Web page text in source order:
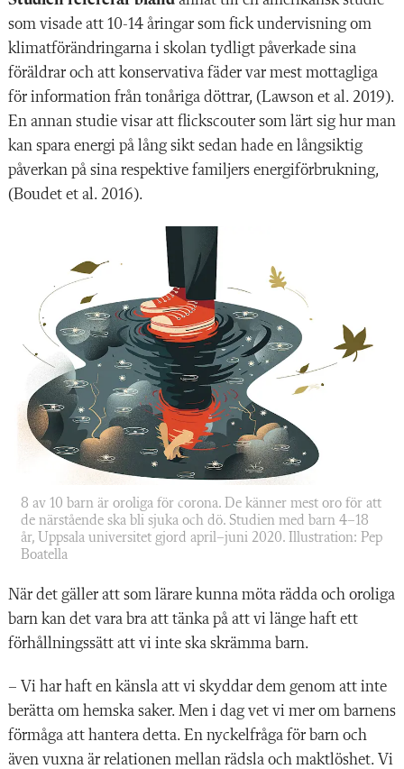
som visade att 10-14 åringar som fick undervisning om
klimatförändringarna i skolan tydligt påverkade sina
föräldrar och att konservativa fäder var mest mottagliga
för information från tonåriga döttrar, (Lawson et al. 2019).
En annan studie visar att flickscouter som lärt sig hur man
kan spara energi på lång sikt sedan hade en långsiktig
påverkan på sina respektive familjers energiförbrukning,
(Boudet et al. 2016).
8 av 10 barn är oroliga för corona. De känner mest oro för att
de närstående ska bli sjuka och dö. Studien med barn 4–18
år, Uppsala universitet gjord april–juni 2020. Illustration: Pep
Boatella
När det gäller att som lärare kunna möta rädda och oroliga
barn kan det vara bra att tänka på att vi länge haft ett
förhållningssätt att vi inte ska skrämma barn.
– Vi har haft en känsla att vi skyddar dem genom att inte
berätta om hemska saker. Men i dag vet vi mer om barnens
förmåga att hantera detta. En nyckelfråga för barn och
även vuxna är relationen mellan rädsla och maktlöshet. Vi